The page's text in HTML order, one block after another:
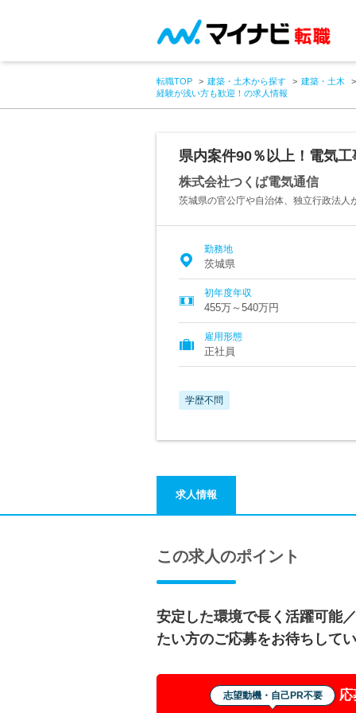
転職TOP 建築・土木から探す
建築・土木
経験が浅い方も歓迎！の求人情報
県内案件90％以上！電気
株式会社つくば電気通信
茨城県の官公庁や自治体、独立行政法
勤務地
茨城県
初年度年収
455万～540万円
雇用形態
正社員
学歴不問
求人情報
この求人のポイント
安定した環境で長く活躍可能
たい方のご応募をお待ちして
志望動機・自己PR不要